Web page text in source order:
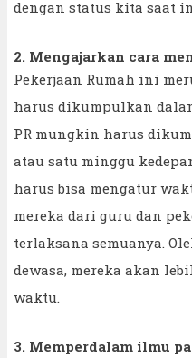
dengan status kita saat
2. Mengajarkan cara
Pekerjaan Rumah ini
harus dikumpulkan
PR mungkin harus
atau satu minggu
harus bisa mengatur
mereka dari guru dan
terlaksana semuanya.
dewasa, mereka akan
waktu.
3. Memperdalam ilmu